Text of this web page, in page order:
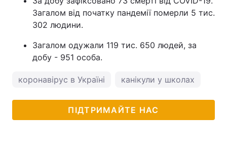
Загалом від початку пандемії померли 5 тис.
302 людини.
Загалом одужали 119 тис. 650 людей, за
добу - 951 особа.
коронавірус в Україні канікули у школах
ПІДТРИМАЙТЕ НАС